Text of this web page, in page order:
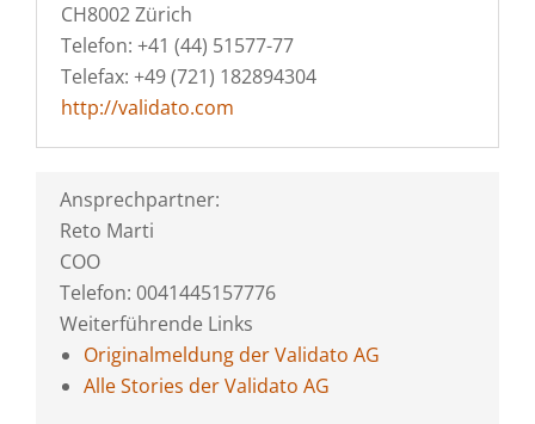
CH8002 Zürich
Telefon: +41 (44) 51577-77
Telefax: +49 (721) 182894304
http://validato.com
Ansprechpartner:
Reto Marti
COO
Telefon: 0041445157776
Weiterführende Links
Originalmeldung der Validato AG
Alle Stories der Validato AG